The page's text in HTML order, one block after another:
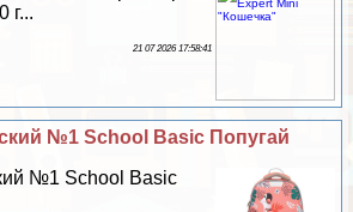
г...
21 07 2026 17:58:41
№1 School Basic Попугай
№1 School Basic